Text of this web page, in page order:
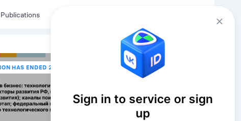
Publications
HAS ENDED 26 SEPTEMBER В 11:30
Sign in to service or sign
up